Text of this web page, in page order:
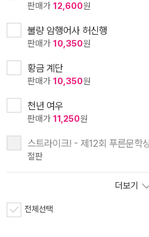
판매가 12,600원
불량 암행어사 허신행
판매가 10,350원
황금 계단
판매가 10,350원
천년 여우
판매가 11,250원
스트라이크! - 제12회 푸른문학
절판
더보기
전체선택